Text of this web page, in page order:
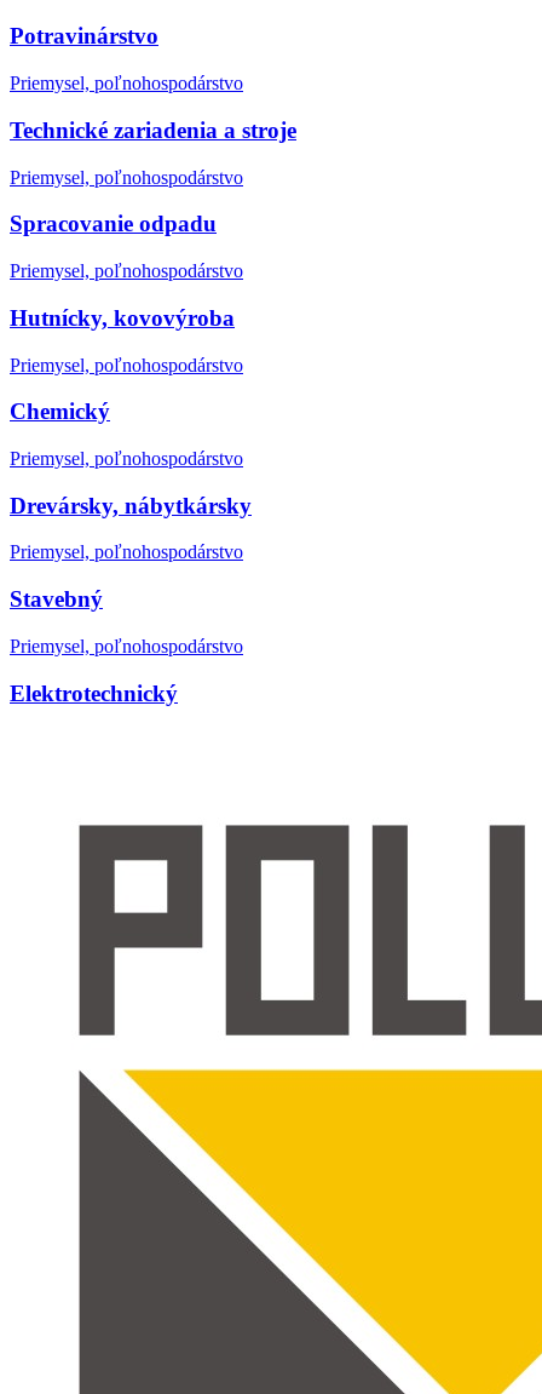
Potravinárstvo
Priemysel, poľnohospodárstvo
Technické zariadenia a stroje
Priemysel, poľnohospodárstvo
Spracovanie odpadu
Priemysel, poľnohospodárstvo
Hutnícky, kovovýroba
Priemysel, poľnohospodárstvo
Chemický
Priemysel, poľnohospodárstvo
Drevársky, nábytkársky
Priemysel, poľnohospodárstvo
Stavebný
Priemysel, poľnohospodárstvo
Elektrotechnický